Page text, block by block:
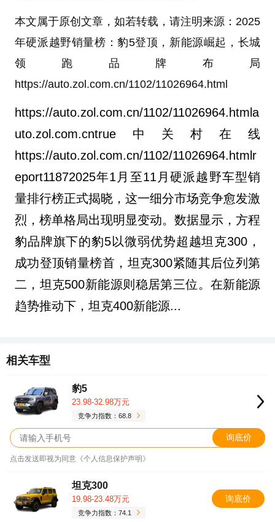
本文属于原创文章，如若转载，请注明来源：2025
年硬派越野销量榜：豹5登顶，新能源崛起，长城
领跑品牌布局
https://auto.zol.com.cn/1102/11026964.html
https://auto.zol.com.cn/1102/11026964.html a
uto.zol.com.cntrue中关村在线
https://auto.zol.com.cn/1102/11026964.html r
eport11872025年1月至11月硬派越野车型销
量排行榜正式揭晓，这一细分市场竞争愈发激
烈，榜单格局出现明显变动。数据显示，方程
豹品牌旗下的豹5以微弱优势超越坦克300，
成功登顶销量榜首，坦克300紧随其后位列第
二，坦克500新能源则稳居第三位。在新能源
趋势推动下，坦克400新能源...
相关车型
豹5
23.98-32.98万元
竞争力指数：68.8
询底价
点击发送即视为同意《个人信息保护声明》
坦克300
19.98-23.48万元
竞争力指数：74.1
询底价